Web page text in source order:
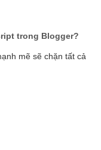
trong Blogger?
mẽ sẽ chặn tất cả